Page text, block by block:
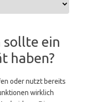
sollte ein
haben?
oder nutzt bereits
wirklich